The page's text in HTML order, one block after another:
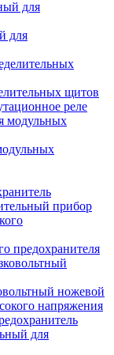
для
щитов
реле
прибор
предохранителя
ножевой
напряжения